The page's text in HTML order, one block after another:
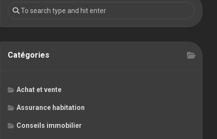
Catégories
Achat et vente
Assurance habitation
Conseils immobilier